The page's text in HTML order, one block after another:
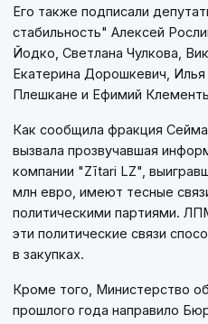
Его также подписали
стабильность" Алексей
Йодко, Светлана Чулкова,
Екатерина Дорошкевич,
Плешкане и Ефимий
Как сообщила фракция
вызвала прозвучавшая
компании "Zītari LZ",
млн евро, имеют тесные
политическими партиями.
эти политические связи
в закупках.
Кроме того, Министерство
прошлого года направило